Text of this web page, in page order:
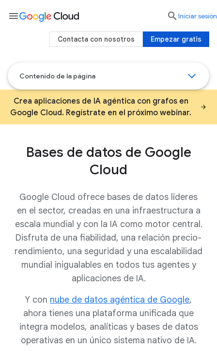
Contenido de la página
Crea aplicaciones de IA agéntica con grafos en
Google Cloud. Regístrate en el próximo webinar.
Bases de datos de Google
Cloud
Google Cloud ofrece bases de datos líderes
en el sector, creadas en una infraestructura a
escala mundial y con la IA como motor central.
Disfruta de una fiabilidad, una relación precio-
rendimiento, una seguridad y una escalabilidad
mundial inigualables en todos tus agentes y
aplicaciones de IA.
Y con nube de datos agéntica de Google,
ahora tienes una plataforma unificada que
integra modelos, analíticas y bases de datos
operativas en un único sistema nativo de IA.
menu  Iniciar sesión
Empezar gratis
Contacta con nosotros